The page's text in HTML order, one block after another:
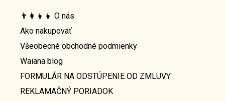
👨‍👩‍👧‍👦 O nás
Ako nakupovať
Všeobecné obchodné podmienky
Waiana blog
FORMULÁR NA ODSTÚPENIE OD ZMLUVY
REKLAMAČNÝ PORIADOK